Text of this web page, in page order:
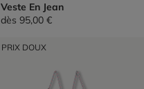
Veste En Jean
dès 95,00 €
PRIX DOUX